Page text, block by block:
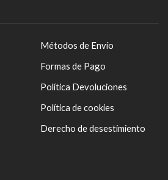
Métodos de Envío
Formas de Pago
Política Devoluciones
Política de cookies
Derecho de desestimiento